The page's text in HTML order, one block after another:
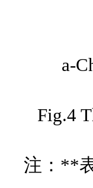
a-
Fig.4
注：**